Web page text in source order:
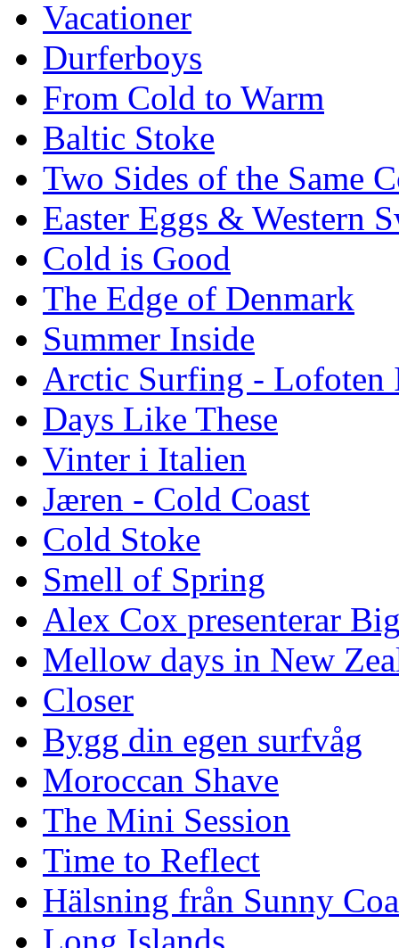
Vacationer
Durferboys
From Cold to Warm
Baltic Stoke
Two Sides of the Same
Easter Eggs & Western
Cold is Good
The Edge of Denmark
Summer Inside
Arctic Surfing - Lofoten
Days Like These
Vinter i Italien
Jæren - Cold Coast
Cold Stoke
Smell of Spring
Alex Cox presenterar
Mellow days in New
Closer
Bygg din egen surfvåg
Moroccan Shave
The Mini Session
Time to Reflect
Hälsning från Sunny
Long Islands